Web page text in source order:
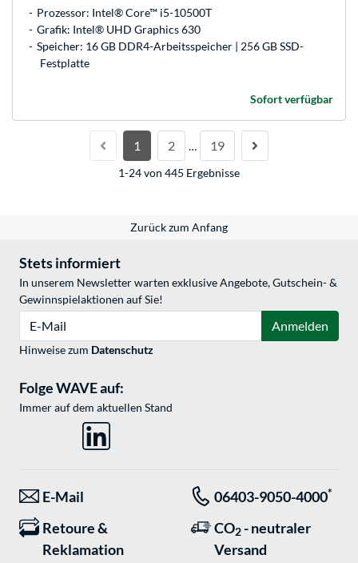
Prozessor: Intel® Core™ i5-10500T
Grafik: Intel® UHD Graphics 630
Speicher: 16 GB DDR4-Arbeitsspeicher | 256 GB SSD-
Festplatte
Sofort verfügbar
1 2 … 19
1-24 von 445 Ergebnisse
Zurück zum Anfang
Stets informiert
In unserem Newsletter warten exklusive Angebote, Gutschein- &
Gewinnspielaktionen auf Sie!
Anmelden
Hinweise zum Datenschutz
Folge WAVE auf:
Immer auf dem aktuellen Stand
E-Mail 06403-9050-4000*
Retoure &
Reklamation
CO2 - neutraler
Versand